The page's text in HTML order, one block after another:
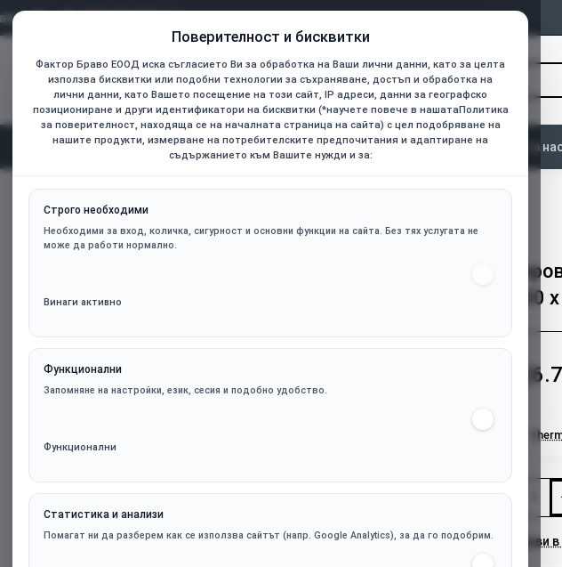
Поверителност и бисквитки
Фактор Браво ЕООД иска съгласието Ви за обработка на Ваши лични данни, като за целта
използва бисквитки или подобни технологии за съхраняване, достъп и обработка на
лични данни, като Вашето посещение на този сайт, IP адреси, данни за географско
позициониране и други идентификатори на бисквитки (*научете повече в нашатаПолитика
за поверителност, находяща се на началната страница на сайта) с цел подобряване на
нашите продукти, измерване на потребителските предпочитания и адаптиране на
съдържанието към Вашите нужди и за:
Строго необходими
Необходими за вход, количка, сигурност и основни функции на сайта. Без тях услугата не
може да работи нормално.
Винаги активно
Функционални
Запомняне на настройки, език, сесия и подобно удобство.
Функционални
Статистика и анализи
Помагат ни да разберем как се използва сайтът (напр. Google Analytics), за да го подобрим.
Всички
Търсене...
Категории Начало Контакти За
home
Термопроводящ пад Thermal Grizzly Minus Pad 8, 30 х 30 х 2.0 mm
Pad 8, 30
3.43€
Добави